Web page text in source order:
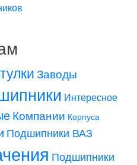
Заводы
Интересное
Компании Корпуса
Подшипники ВАЗ
Подшипники